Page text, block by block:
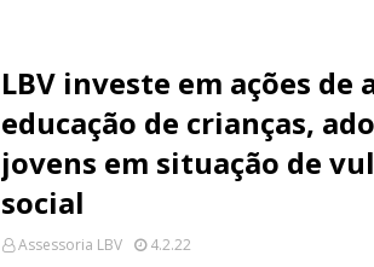
LBV investe em ações de
educação de crianças,
jovens em situação de
social
Assessoria LBV 4.2.22